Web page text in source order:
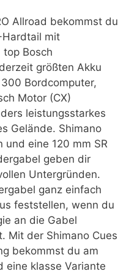
Allroad bekommst du
Hardtail mit
Bosch
größten Akku
Bordcomputer,
Motor (CX)
leistungsstarkes
Gelände. Shimano
und eine 120 mm SR
geben dir
Untergründen.
ganz einfach
feststellen, wenn du
an die Gabel
Mit der Shimano Cues
bekommst du am
eine klasse Variante